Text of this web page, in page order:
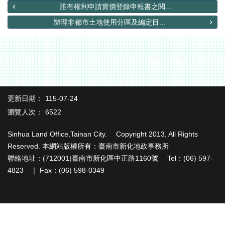
服
務
便
民
服
務
民
意
流
下
載
專
區
誰有權利申請實價登錄申報書之閱...
辦理非都市土地使用分區及編定目...
更新日期：
115-07-24
瀏覽人次：
6522
Sinhua Land Office,Tainan City. Copyright 2013, All Rights
Reserved. 本網站版權所有：臺南市新化地政事務所
聯絡地址：(712001)臺南市新化區中正路1160號 Tel：(06) 597-
4823 ｜ Fax：(06) 598-0349